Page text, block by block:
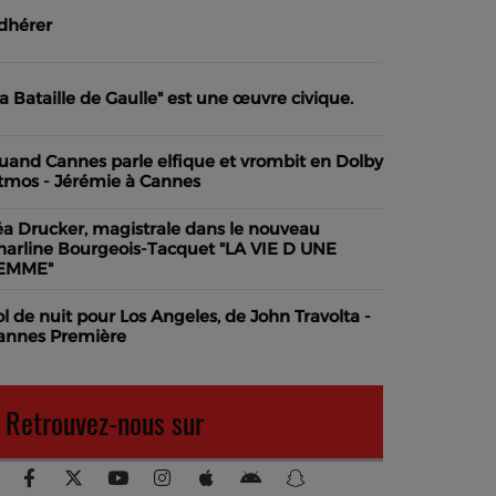
Bataille de Gaulle" est une œuvre civique.
Cannes parle elfique et vrombit en Dolby
- Jérémie à Cannes
Drucker, magistrale dans le nouveau
Bourgeois-Tacquet "LA VIE D UNE
de nuit pour Los Angeles, de John Travolta -
Première
Retrouvez-nous sur